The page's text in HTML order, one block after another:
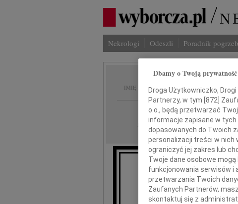
Nekrologi Odeszli Poradnik
IMIĘ I NAZWISKO:
REGION: Bydgoszcz
DATA EMISJI: 28.12.2012
Ze smutkiem i
Dbamy o Twoją prywatność
Droga Użytkowniczko,
Partnerzy, w tym [ 872 ]
o.o., będą przetwarzać
informacje zapisane w
dopasowanych do Twoich
personalizacji treści w nich
ograniczyć jej zakres lub
Twoje dane osobowe
funkcjonowania serwisów i
przetwarzania Twoich
Zaufanych Partnerów,
skontaktuj się z